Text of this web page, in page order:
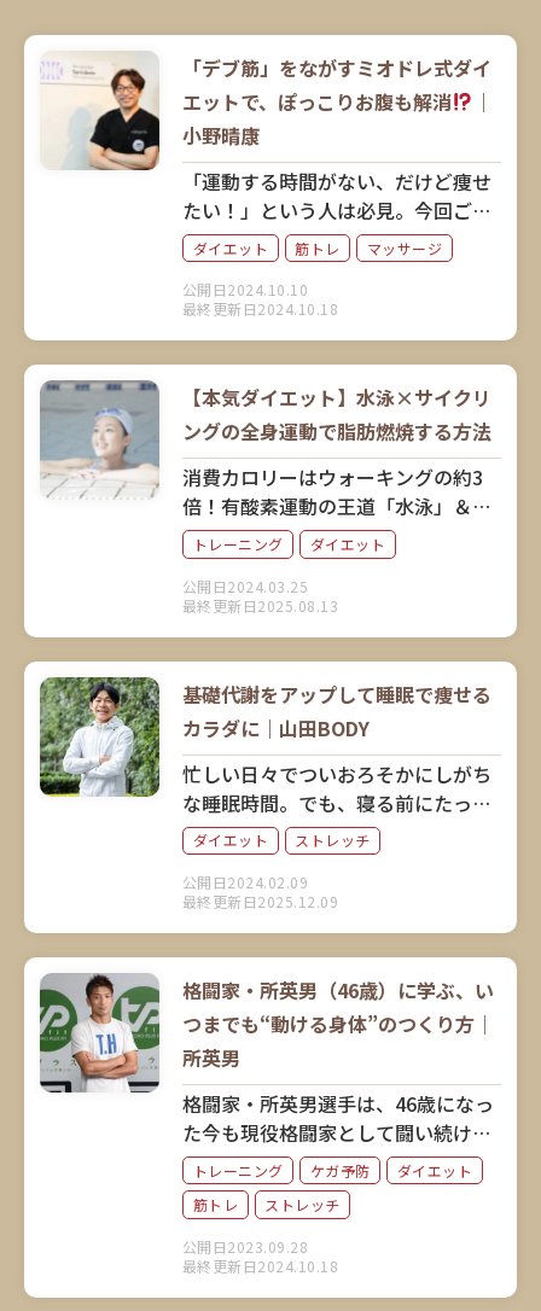
「デブ筋」をながすミオドレ式ダイ
エットで、ぽっこりお腹も解消
｜
小野晴康
ダイエット 筋トレ マッサージ
公開日2024.10.10
最終更新日2024.10.18
「運動する時間がない、だけど痩せ
たい！」という人は必見。今回ご紹
介するのは、激しい運動をしなくて
も筋肉にアプローチしてダイエット
できると話題のミオドレ式「デブ
筋」ながしです。考案者の小野晴康
解説していただきました。
【本気ダイエット】水泳×サイクリ
ングの全身運動で脂肪燃焼する方法
トレーニング ダイエット
公開日2024.03.25
最終更新日2025.08.13
消費カロリーはウォーキングの約3
倍！有酸素運動の王道「水泳」＆
「サイクリング」がやっぱりすご
い！目指す目標に合わせて、最適な
泳ぎ方やサイクリングスピードを解
説。
基礎代謝をアップして睡眠で痩せる
カラダに｜山田BODY
ダイエット ストレッチ
公開日2024.02.09
最終更新日2025.12.09
忙しい日々でついおろそかにしがち
な睡眠時間。でも、寝る前にたった
3分簡単なストレッチをするだけで、
睡眠時間にダイエットできるとした
ら？ プロストレッチトレーナーで
お笑い芸人でもある山田BODYさん
てお話を伺いました。
格闘家・所英男（46歳）に学ぶ、い
つまでも“動ける身体”のつくり方｜
所英男
トレーニング ケガ予防
ダイエット
筋トレ
ストレッチ
公開日2023.09.28
最終更新日2024.10.18
格闘家・所英男選手は、46歳になっ
た今も現役格闘家として闘い続けて
います。人生100年時代に、どうし
たら所選手のように“動ける身体”を
維持できるのでしょうか。所英男流
の身体づくりや、モチベーションの
保ち方について教えていただきまし